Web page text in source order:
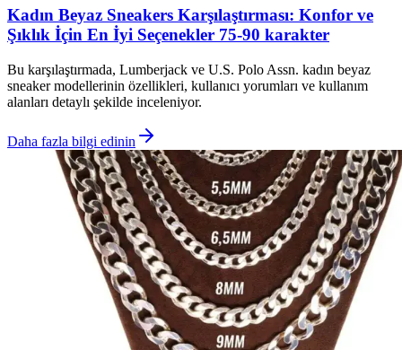
Kadın Beyaz Sneakers Karşılaştırması: Konfor ve
Şıklık İçin En İyi Seçenekler 75-90 karakter
Bu karşılaştırmada, Lumberjack ve U.S. Polo Assn. kadın beyaz
sneaker modellerinin özellikleri, kullanıcı yorumları ve kullanım
alanları detaylı şekilde inceleniyor.
Daha fazla bilgi edinin